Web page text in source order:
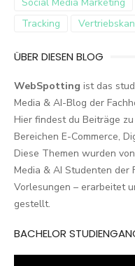
Tracking
ÜBER DIESEN BLOG
WebSpotting ist das
Media & AI-Blog der
Hier findest du Beiträge
Bereichen E-Commerce,
Diese Themen wurden
Media & AI Studenten der
Vorlesungen – erarbeitet
gestellt.
BACHELOR